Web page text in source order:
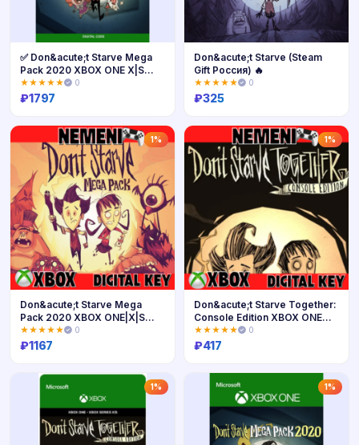
Купить
✅ Don&acute;t Starve Mega
Pack 2020 XBOX ONE X|S
Ключ 🔑
★★★★★ 0
₽1797
Купить
Don&acute;t Starve (Steam
Gift Россия) 🔥
★★★★★ 0
₽325
1%
Don&acute;t Starve Mega
Pack 2020 XBOX ONE|X|S
KEY
★★★★★ 0
₽1167
1%
Don&acute;t Starve Together:
Console Edition XBOX ONE
KEY
★★★★★ 0
₽417
1% 1%